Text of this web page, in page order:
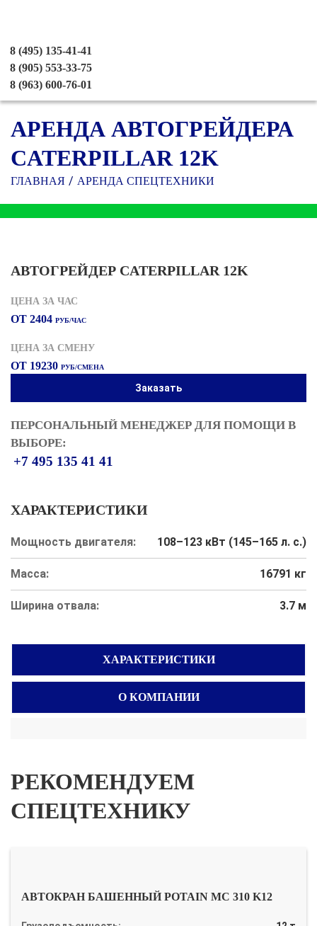
8 (495) 135-41-41
8 (905) 553-33-75
8 (963) 600-76-01
АРЕНДА АВТОГРЕЙДЕРА
CATERPILLAR 12K
ГЛАВНАЯ АРЕНДА СПЕЦТЕХНИКИ
АВТОГРЕЙДЕР CATERPILLAR 12K
ЦЕНА ЗА ЧАС
ОТ 2404 РУБ/ЧАС
ЦЕНА ЗА СМЕНУ
ОТ 19230 РУБ/СМЕНА
Заказать
ПЕРСОНАЛЬНЫЙ МЕНЕДЖЕР ДЛЯ ПОМОЩИ В
ВЫБОРЕ:
+7 495 135 41 41
ХАРАКТЕРИСТИКИ
Мощность двигателя: 108–123 кВт (145–165 л. с.)
Масса: 16791 кг
Ширина отвала: 3.7 м
ХАРАКТЕРИСТИКИ
О КОМПАНИИ
РЕКОМЕНДУЕМ
СПЕЦТЕХНИКУ
АВТОКРАН БАШЕННЫЙ POTAIN MC 310 K12